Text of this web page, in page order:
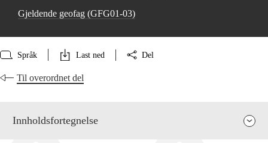
Gjeldende geofag (GFG01‑03)
Språk Last ned Del
Til overordnet del
Innholdsfortegnelse